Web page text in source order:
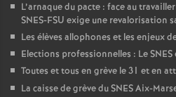
L’arnaque du pacte : face au
SNES-FSU exige une revalorisation
Les élèves allophones et les enjeux
Elections professionnelles : Le
Toutes et tous en grève le 31 et en
La caisse de grève du SNES Aix-